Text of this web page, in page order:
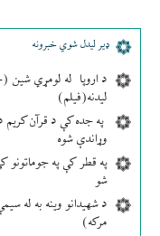
ډير لیدل شوي خبرونه
د اروپا له لومړي شین
لیدنه(فیلم)
په جده کې د قرآن کریم
وړاندې شوه
په قطر کې په جوماتونو
شو
د شهیدانو وینه به له
مرکه)